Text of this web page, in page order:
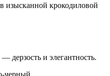
изысканной крокодиловой
дерзость и элегантность.